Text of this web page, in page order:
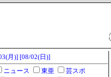
月)] [08/02(日)]
ニュース 東亜
芸スポ